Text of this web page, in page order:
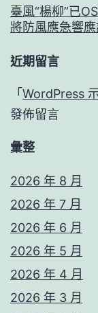
臺風“楊柳”已
將防風應急響
近期留言
「 WordPress
發佈留言
彙整
2026 年 8 月
2026 年 7 月
2026 年 6 月
2026 年 5 月
2026 年 4 月
2026 年 3 月